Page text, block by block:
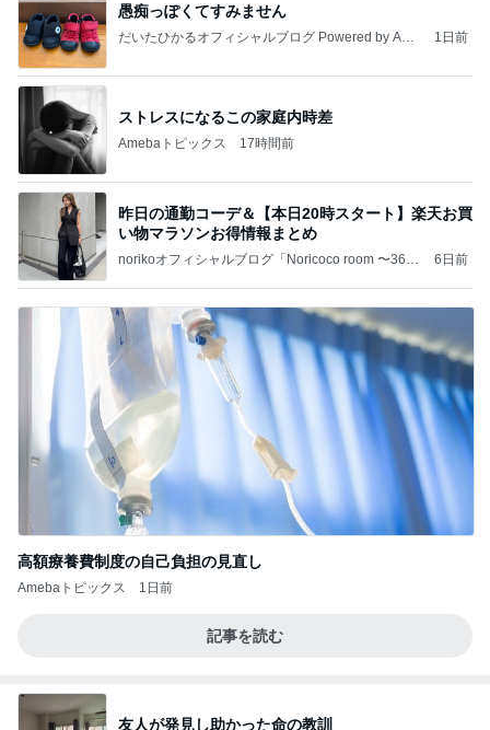
愚痴っぽくてすみません
だいたひかるオフィシャルブログ Powered by Ame
1日前
ストレスになるこの家庭内時差
Amebaトピックス 17時間前
昨日の通勤コーデ＆【本日20時スタート】楽天お買
い物マラソンお得情報まとめ
norikoオフィシャルブログ「Noricoco room 〜365
6日前
高額療養費制度の自己負担の見直し
Amebaトピックス 1日前
記事を読む
友人が発見し助かった命の教訓